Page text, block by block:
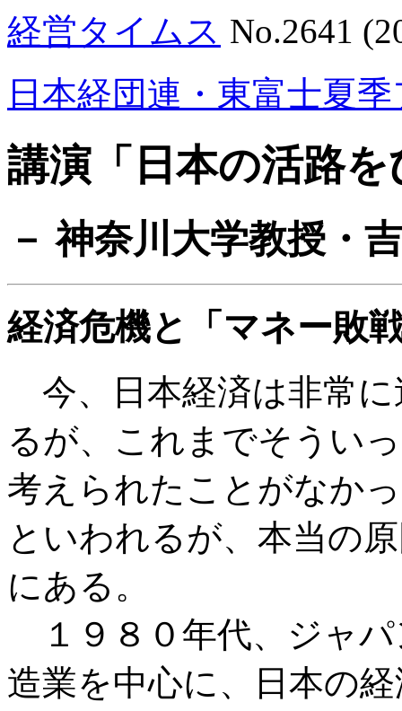
経営タイムス No.2641
日本経団連・東富士夏
講演「日本の活路
－ 神奈川大学教授・
経済危機と「マネー敗
今、日本経済は非常
るが、これまでそうい
考えられたことがなか
といわれるが、本当の
にある。
１９８０年代、ジャ
造業を中心に、日本の